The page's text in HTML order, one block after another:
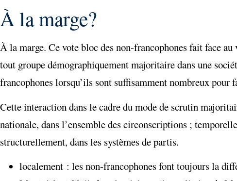
À la marge?
À la marge. Ce vote bloc des non-francophones fait face
tout groupe démographiquement majoritaire dans une
francophones lorsqu’ils sont suffisamment nombreux
Cette interaction dans le cadre du mode de scrutin
nationale, dans l’ensemble des circonscriptions ;
structurellement, dans les systèmes de partis.
localement : les non-francophones font toujours la